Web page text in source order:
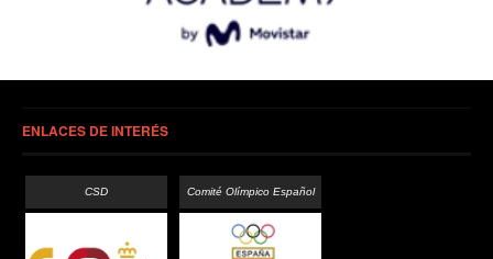
ENLACES DE INTERÉS
CSD Comité Olímpico Español